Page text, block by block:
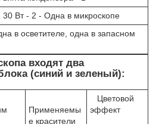
Вт - 2 - Одна в микроскопе
в осветителе, одна в запасном
входят два
(синий и зеленый):
Применяемы
е красители
Цветовой
эффект